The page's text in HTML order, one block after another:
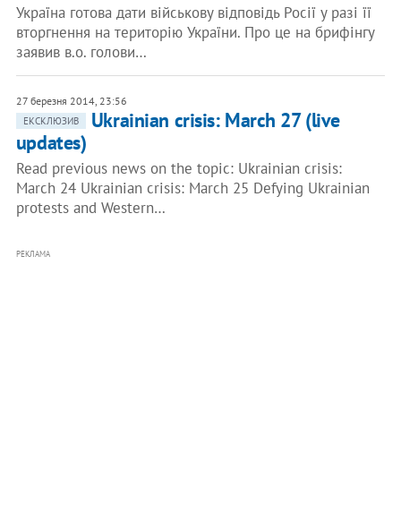
Україна готова дати військову відповідь Росії у разі її
вторгнення на територію України. Про це на брифінгу
заявив в.о. голови…
27 березня 2014, 23:56
ЕКСКЛЮЗИВ
Ukrainian crisis: March 27 (live
updates)
Read previous news on the topic: Ukrainian crisis:
March 24 Ukrainian crisis: March 25 Defying Ukrainian
protests and Western…
РЕКЛАМА